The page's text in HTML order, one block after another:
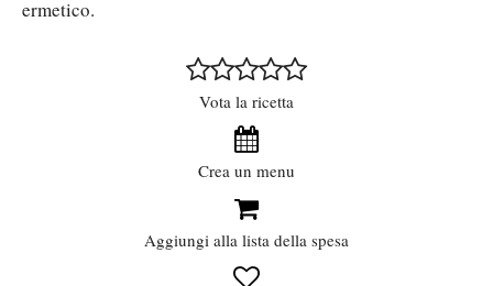
ermetico.
Vota la ricetta
Crea un menu
Aggiungi alla lista della spesa